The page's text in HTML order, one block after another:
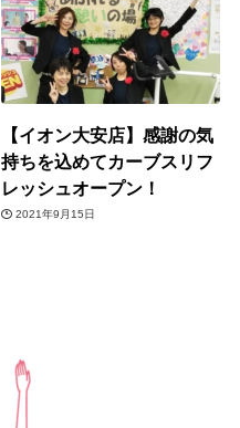
【イオン大安店】感謝の気
持ちを込めてカーブスリフ
レッシュオープン！
2021年9月15日